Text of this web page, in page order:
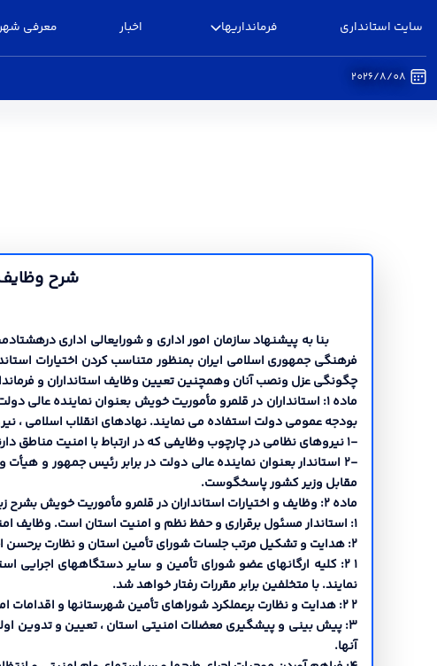
سایت استانداری فرمانداریها اخبار معرفی
2026/8/08
شرح وظایف
فرهنگی جمهوري اسلامی ایران بمنظور متناسب کردن اختیارات
چگونگی عزل ونصب آنان وهمچنین تعیین وظایف استانداران و
ماده 1: استانداران در قلمرو مأموریت خویش بعنوان نماینده
بودجه عمومی دولت استفاده می نمایند. نهادهاي انقلاب اسلامی ،
-1 نیروهاي نظامی در چارچوب وظایفی که در ارتباط با امنیت مناطق دارند، تحت نظارت استانداران عمل خواهند کرد.
-2 استاندار بعنوان نماینده عالی دولت در برابر رئیس جمهور و
مقابل وزیر کشور پاسخگوست.
ماده 2: وظایف و اختیارات استانداران در قلمرو مأموریت خویش بشرح زیر می باشد:
1: استاندار مسئول برقراري و حفظ نظم و امنیت استان است. وظایف امنیتی استاندارن را شوراي امنیت کشور تعیین می نماید.
2: هدایت و تشکیل مرتب جلسات شوراي تأمین استان و نظارت برحسن اجراي مصوبات آن.
1 2: کلیه ارگانهاي عضو شوراي تأمین و سایر دستگاههاي اجرایی
نمایند. با متخلفین برابر مقررات رفتار خواهد شد.
2 2: هدایت و نظارت برعملکرد شوراهاي تأمین شهرستانها و اقدامات امنیتی فرمانداران و سایر دستگاههاي اجرایی محلی و هماهنگی در حفظ آمادگی ارگانهاي امنیتی.
3: پیش بینی و پیشگیري معضلات امنیتی استان ، تعیین و تدوین
آنها.